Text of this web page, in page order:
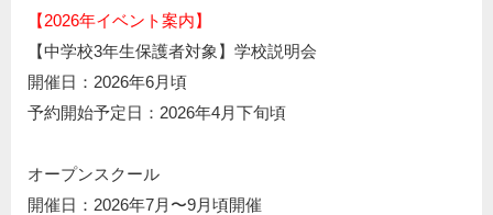
【2026年イベント案内】
【中学校3年生保護者対象】学校説明会
開催日：2026年6月頃
予約開始予定日：2026年4月下旬頃
オープンスクール
開催日：2026年7月〜9月頃開催